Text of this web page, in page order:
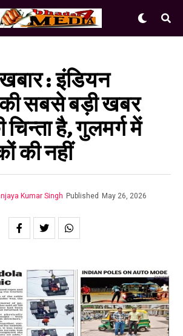
: इंडियन
सबसे बड़ी खबर
है, गुलमर्ग में
की नहीं
Kumar Singh Published May 26, 2026